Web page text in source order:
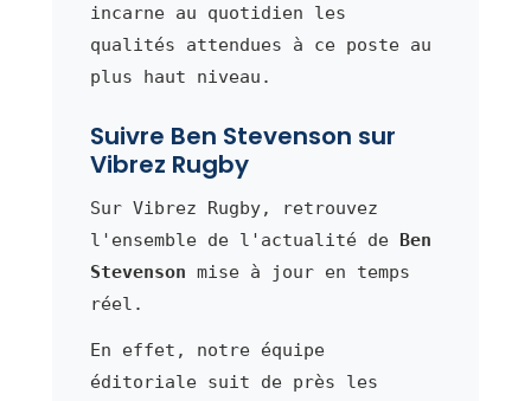
incarne au quotidien les
qualités attendues à ce poste au
plus haut niveau.
Suivre Ben Stevenson sur
Vibrez Rugby
Sur Vibrez Rugby, retrouvez
l'ensemble de l'actualité de Ben
Stevenson mise à jour en temps
réel.
En effet, notre équipe
éditoriale suit de près les